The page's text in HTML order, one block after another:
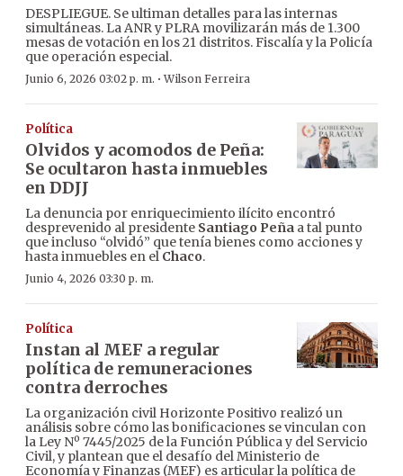
DESPLIEGUE. Se ultiman detalles para las internas
simultáneas. La ANR y PLRA movilizarán más de 1.300
mesas de votación en los 21 distritos. Fiscalía y la Policía
que operación especial.
Junio 6, 2026 03:02 p. m. ·Wilson Ferreira
Política
Olvidos y acomodos de Peña:
Se ocultaron hasta inmuebles
en DDJJ
La denuncia por enriquecimiento ilícito encontró
desprevenido al presidente Santiago Peña a tal punto
que incluso “olvidó” que tenía bienes como acciones y
hasta inmuebles en el Chaco.
Junio 4, 2026 03:30 p. m.
Política
Instan al MEF a regular
política de remuneraciones
contra derroches
La organización civil Horizonte Positivo realizó un
análisis sobre cómo las bonificaciones se vinculan con
la Ley Nº 7445/2025 de la Función Pública y del Servicio
Civil, y plantean que el desafío del Ministerio de
Economía y Finanzas (MEF) es articular la política de